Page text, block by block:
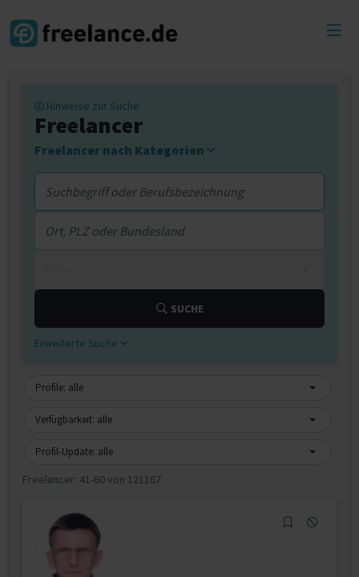
Hinweise zur Suche
Freelancer
Freelancer nach Kategorien
SUCHE
Erweiterte Suche
Profile: alle
Verfügbarkeit: alle
Profil-Update: alle
Freelancer: 41-60 von 121167